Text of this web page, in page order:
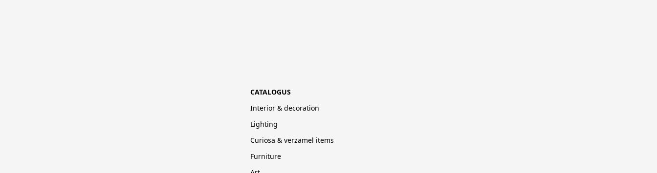
CATALOGUS
Interior & decoration
Lighting
Curiosa & verzamel items
Furniture